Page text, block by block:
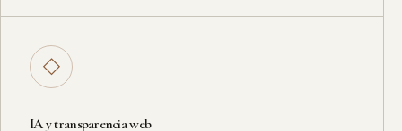
◇
IA y transparencia web